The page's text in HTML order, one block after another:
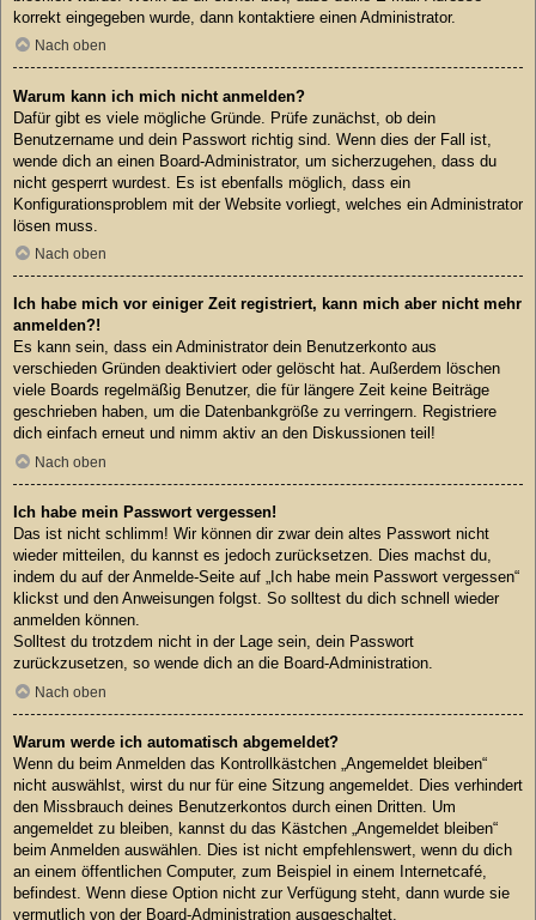
korrekt eingegeben wurde, dann kontaktiere einen Administrator.
Nach oben
Warum kann ich mich nicht anmelden?
Dafür gibt es viele mögliche Gründe. Prüfe zunächst, ob dein
Benutzername und dein Passwort richtig sind. Wenn dies der Fall ist,
wende dich an einen Board-Administrator, um sicherzugehen, dass du
nicht gesperrt wurdest. Es ist ebenfalls möglich, dass ein
Konfigurationsproblem mit der Website vorliegt, welches ein Administrator
lösen muss.
Nach oben
Ich habe mich vor einiger Zeit registriert, kann mich aber nicht mehr
anmelden?!
Es kann sein, dass ein Administrator dein Benutzerkonto aus
verschieden Gründen deaktiviert oder gelöscht hat. Außerdem löschen
viele Boards regelmäßig Benutzer, die für längere Zeit keine Beiträge
geschrieben haben, um die Datenbankgröße zu verringern. Registriere
dich einfach erneut und nimm aktiv an den Diskussionen teil!
Nach oben
Ich habe mein Passwort vergessen!
Das ist nicht schlimm! Wir können dir zwar dein altes Passwort nicht
wieder mitteilen, du kannst es jedoch zurücksetzen. Dies machst du,
indem du auf der Anmelde-Seite auf „Ich habe mein Passwort vergessen“
klickst und den Anweisungen folgst. So solltest du dich schnell wieder
anmelden können.
Solltest du trotzdem nicht in der Lage sein, dein Passwort
zurückzusetzen, so wende dich an die Board-Administration.
Nach oben
Warum werde ich automatisch abgemeldet?
Wenn du beim Anmelden das Kontrollkästchen „Angemeldet bleiben“
nicht auswählst, wirst du nur für eine Sitzung angemeldet. Dies verhindert
den Missbrauch deines Benutzerkontos durch einen Dritten. Um
angemeldet zu bleiben, kannst du das Kästchen „Angemeldet bleiben“
beim Anmelden auswählen. Dies ist nicht empfehlenswert, wenn du dich
an einem öffentlichen Computer, zum Beispiel in einem Internetcafé,
befindest. Wenn diese Option nicht zur Verfügung steht, dann wurde sie
vermutlich von der Board-Administration ausgeschaltet.